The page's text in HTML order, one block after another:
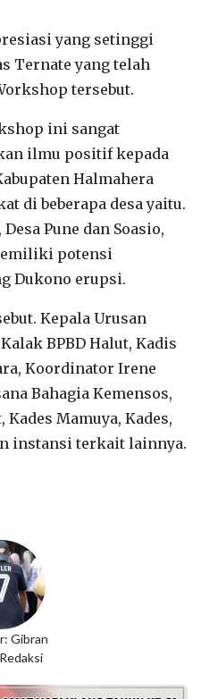
yang setinggi
Ternate yang telah
tersebut.
ini sangat
ilmu positif kepada
Halmahera
di beberapa desa yaitu.
Pune dan Soasio,
potensi
Dukono erupsi.
Kepala Urusan
BPBD Halut, Kadis
Koordinator Irene
Bahagia Kemensos,
Mamuya, Kades,
instansi terkait lainnya.
Gibran